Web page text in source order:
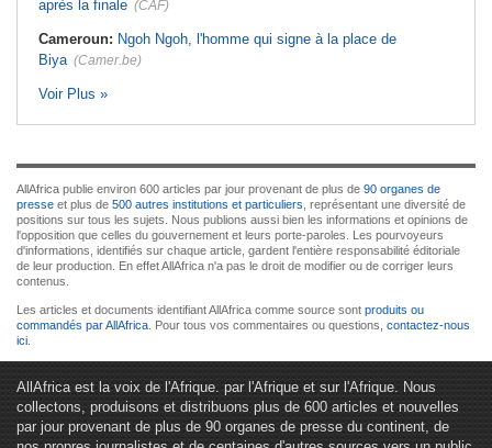
après la finale (CAF)
Cameroun: Ngoh Ngoh, l'homme qui signe à la place de
Biya (Camer.be)
Voir Plus »
AllAfrica publie environ 600 articles par jour provenant de plus de 90 organes de
presse et plus de 500 autres institutions et particuliers , représentant une diversité de
positions sur tous les sujets. Nous publions aussi bien les informations et opinions de
l'opposition que celles du gouvernement et leurs porte-paroles. Les pourvoyeurs
d'informations, identifiés sur chaque article, gardent l'entière responsabilité éditoriale
de leur production. En effet AllAfrica n'a pas le droit de modifier ou de corriger leurs
contenus.
Les articles et documents identifiant AllAfrica comme source sont produits ou
commandés par AllAfrica . Pour tous vos commentaires ou questions, contactez-nous
ici
AllAfrica est la voix de l'Afrique. par l'Afrique et sur l'Afrique. Nous
collectons, produisons et distribuons plus de 600 articles et nouvelles
par jour provenant de plus de 90 organes de presse du continent, de